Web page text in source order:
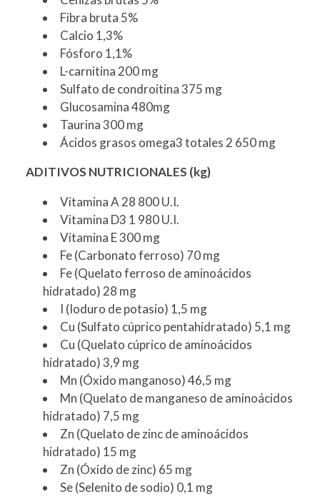
Fibra bruta 5%
Calcio 1,3%
Fósforo 1,1%
L-carnitina 200 mg
Sulfato de condroitina 375 mg
Glucosamina 480mg
Taurina 300 mg
Ácidos grasos omega3 totales 2 650 mg
ADITIVOS NUTRICIONALES (kg)
Vitamina A 28 800 U.I.
Vitamina D3 1 980 U.I.
Vitamina E 300 mg
Fe (Carbonato ferroso) 70 mg
Fe (Quelato ferroso de aminoácidos
hidratado) 28 mg
I (Ioduro de potasio) 1,5 mg
Cu (Sulfato cúprico pentahidratado) 5,1 mg
Cu (Quelato cúprico de aminoácidos
hidratado) 3,9 mg
Mn (Óxido manganoso) 46,5 mg
Mn (Quelato de manganeso de aminoácidos
hidratado) 7,5 mg
Zn (Quelato de zinc de aminoácidos
hidratado) 15 mg
Zn (Óxido de zinc) 65 mg
Se (Selenito de sodio) 0,1 mg